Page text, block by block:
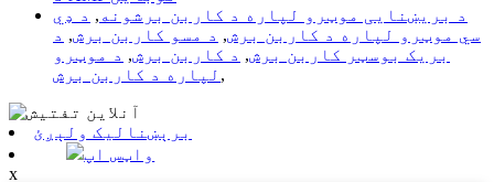
د بریښنایی موټرو لپاره د کاربن برشونه , د ډي
سي موټرو لپاره د کاربن برش, د مسو کاربن برش, د
بریک بوسټر کاربن برش, د کاربن برش, د موټرو
لپاره د کاربن برش ,
برېښنالیک ولېږئ
واټس اپ
x